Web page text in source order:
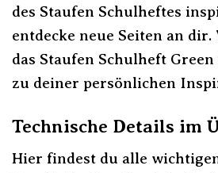
des Staufen Schulheftes
entdecke neue Seiten an dir.
das Staufen Schulheft Green
zu deiner persönlichen
Technische Details im
Hier findest du alle